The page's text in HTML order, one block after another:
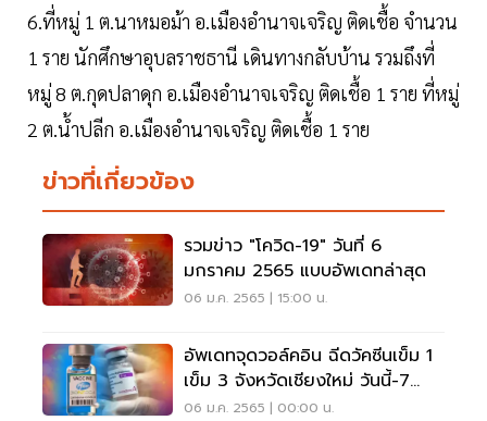
6.ที่หมู่ 1 ต.นาหมอม้า อ.เมืองอำนาจเจริญ ติดเชื้อ จำนวน
1 ราย นักศึกษาอุบลราชธานี เดินทางกลับบ้าน รวมถึงที่
หมู่ 8 ต.กุดปลาดุก อ.เมืองอำนาจเจริญ ติดเชื้อ 1 ราย ที่หมู่
2 ต.น้ำปลีก อ.เมืองอำนาจเจริญ ติดเชื้อ 1 ราย
ข่าวที่เกี่ยวข้อง
รวมข่าว "โควิด-19" วันที่ 6
มกราคม 2565 แบบอัพเดทล่าสุด
06 ม.ค. 2565 | 15:00 น.
อัพเดทจุดวอล์คอิน ฉีดวัคซีนเข็ม 1
เข็ม 3 จังหวัดเชียงใหม่ วันนี้-7
ม.ค.2565
06 ม.ค. 2565 | 00:00 น.